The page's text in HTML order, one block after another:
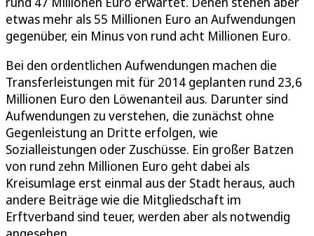
etwas mehr als 55 Millionen Euro an Aufwendungen
gegenüber, ein Minus von rund acht Millionen Euro.
Bei den ordentlichen Aufwendungen machen die
Transferleistungen mit für 2014 geplanten rund 23,6
Millionen Euro den Löwenanteil aus. Darunter sind
Aufwendungen zu verstehen, die zunächst ohne
Gegenleistung an Dritte erfolgen, wie
Sozialleistungen oder Zuschüsse. Ein großer Batzen
von rund zehn Millionen Euro geht dabei als
Kreisumlage erst einmal aus der Stadt heraus, auch
andere Beiträge wie die Mitgliedschaft im
Erftverband sind teuer, werden aber als notwendig